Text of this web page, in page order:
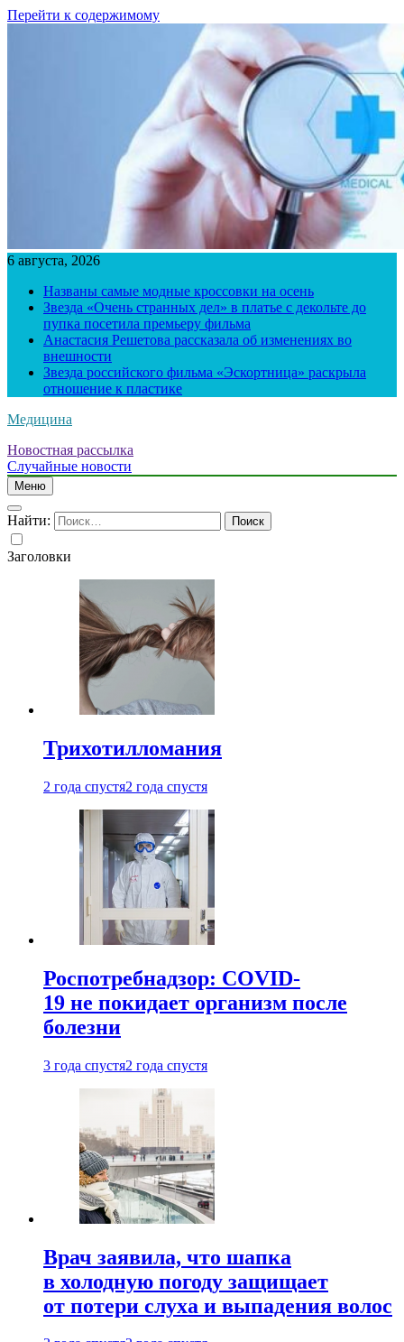
Перейти к содержимому
6 августа, 2026
Названы самые модные кроссовки на осень
Звезда «Очень странных дел» в платье с декольте до
пупка посетила премьеру фильма
Анастасия Решетова рассказала об изменениях во
внешности
Звезда российского фильма «Эскортница» раскрыла
отношение к пластике
Медицина
Новостная рассылка
Случайные новости
Меню
Найти:
Заголовки
Трихотилломания
2 года спустя2 года спустя
Роспотребнадзор: COVID-
19 не покидает организм после
болезни
3 года спустя2 года спустя
Врач заявила, что шапка
в холодную погоду защищает
от потери слуха и выпадения волос